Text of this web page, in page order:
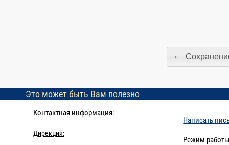
Это может быть Вам полезно
Контактная информация:
Дирекция:
Написать
Режим